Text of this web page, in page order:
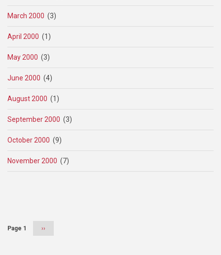
March 2000 (3)
April 2000 (1)
May 2000 (3)
June 2000 (4)
August 2000 (1)
September 2000 (3)
October 2000 (9)
November 2000 (7)
Page 1
Next
››